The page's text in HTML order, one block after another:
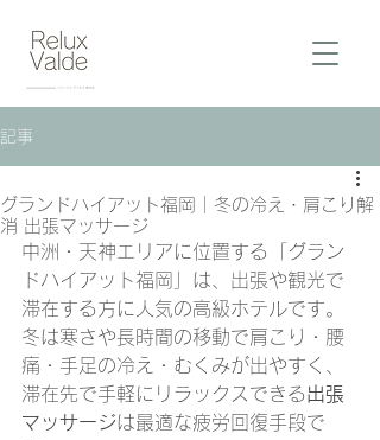
記事
グランドハイアット福岡｜冬の冷え・肩こり解
消 出張マッサージ
中洲・天神エリアに位置する「グラン
ドハイアット福岡」は、出張や観光で
滞在する方に人気の高級ホテルです。
冬は寒さや長時間の移動で肩こり・腰
痛・手足の冷え・むくみが出やすく、
滞在先で手軽にリラックスできる出張
マッサージは最適な疲労回復手段で